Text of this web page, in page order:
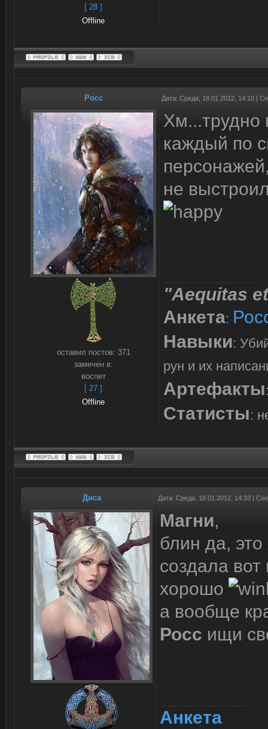
[ 28 ]
Offline
Росс Дата: Среда, 18.01.2012, 14:10 |
оставил постов: 371
замечен в:
воспет
[ 27 ]
Offline
Хм...трудно
каждый по
не
"Aequitas
Анкета:
Навыки:
рун и их
Артефакты
Статисты:
Диса Дата: Среда, 18.01.2012, 14:33 |
Магни,
блин да,
создала
хорошо
а вообще
Росс ищи
Анкета